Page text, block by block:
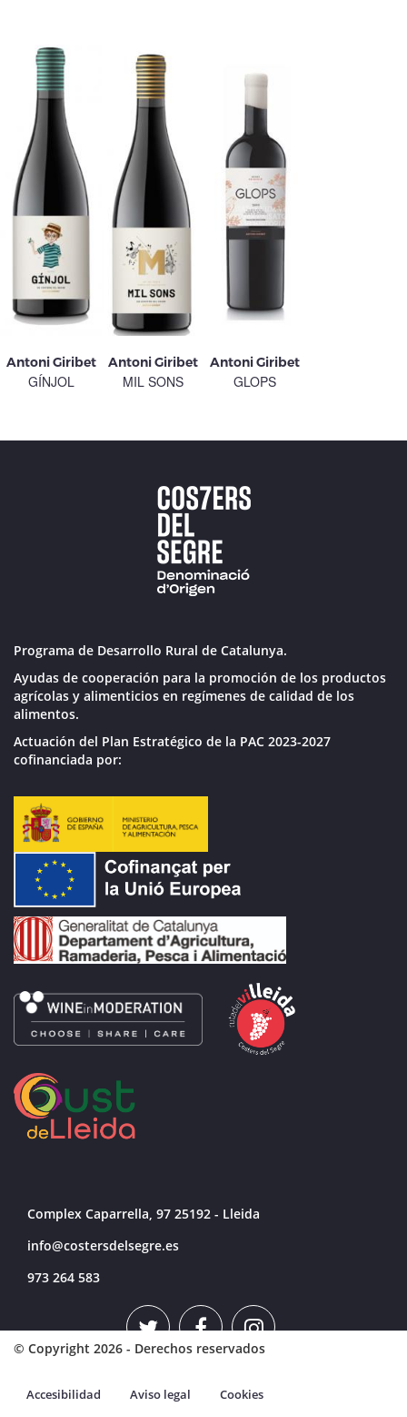
Antoni Giribet
GÍNJOL
Antoni Giribet
MIL SONS
Antoni Giribet
GLOPS
Programa de Desarrollo Rural de Catalunya.
Ayudas de cooperación para la promoción de los productos
agrícolas y alimenticios en regímenes de calidad de los
alimentos.
Actuación del Plan Estratégico de la PAC 2023-2027
cofinanciada por:
Complex Caparrella, 97 25192 - Lleida
info@costersdelsegre.es
973 264 583
© Copyright 2026 - Derechos reservados
Accesibilidad Aviso legal Cookies